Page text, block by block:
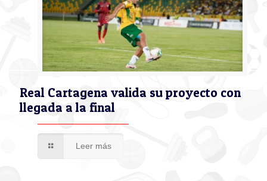
Real Cartagena valida su proyecto con
llegada a la final
Leer más